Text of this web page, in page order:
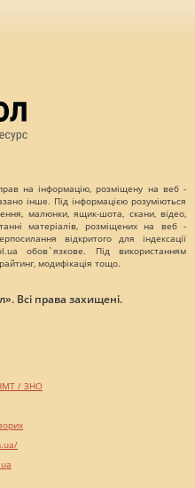
на інформацію, розміщену на веб -
інше. Під інформацією розуміються
малюнки, ящик-шота, скани, відео,
матеріалів, розміщених на веб -
відкритого для індексації
обов`язкове. Під використанням
модифікація тощо.
Всі права захищені.
/ ЗНО